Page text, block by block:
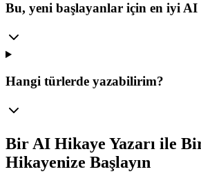
Bu, yeni başlayanlar için en iyi AI
Hangi türlerde yazabilirim?
Bir AI Hikaye Yazarı ile
Hikayenize Başlayın